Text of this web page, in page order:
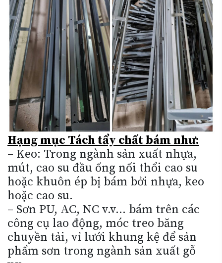
Hạng mục Tách tẩy chất bám như:
– Keo: Trong ngành sản xuất nhựa,
mút, cao su đầu ống nối thổi cao su
hoặc khuôn ép bị bám bởi nhựa, keo
hoặc cao su.
– Sơn PU, AC, NC v.v… bám trên các
công cụ lao động, móc treo băng
chuyền tải, vỉ lưới khung kệ để sản
phẩm sơn trong ngành sản xuất gỗ
v.v…
– Sơn tĩnh điện cho ngành gỗ kim loại
dưới 2 dạng chất lỏng và bột bám v.v…
– Sơn hấp các sản phẩm và bán thành
phẩm cần tách bỏ lớp sơn trên bán
thành phẩm để tái sử dụng lại phần